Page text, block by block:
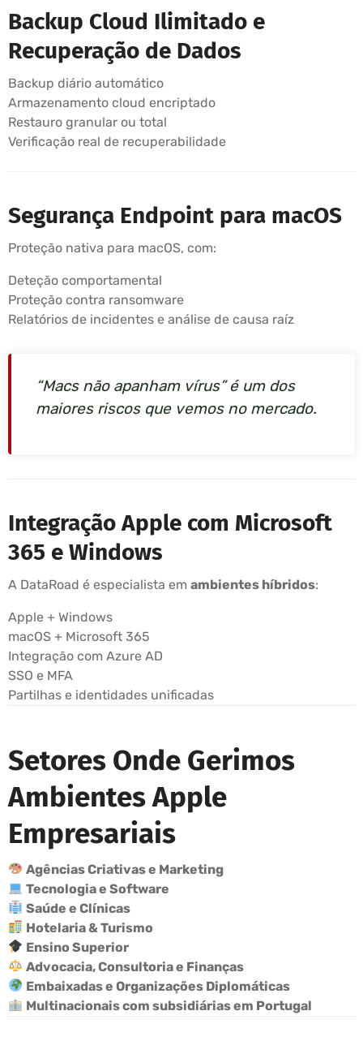
Backup Cloud Ilimitado e
Recuperação de Dados
Backup diário automático
Armazenamento cloud encriptado
Restauro granular ou total
Verificação real de recuperabilidade
Segurança Endpoint para macOS
Proteção nativa para macOS, com:
Deteção comportamental
Proteção contra ransomware
Relatórios de incidentes e análise de causa raíz
“Macs não apanham vírus” é um dos
maiores riscos que vemos no mercado.
Integração Apple com Microsoft
365 e Windows
A DataRoad é especialista em ambientes híbridos:
Apple + Windows
macOS + Microsoft 365
Integração com Azure AD
SSO e MFA
Partilhas e identidades unificadas
Setores Onde Gerimos
Ambientes Apple
Empresariais
Agências Criativas e Marketing
Tecnologia e Software
Saúde e Clínicas
Hotelaria & Turismo
Ensino Superior
Advocacia, Consultoria e Finanças
Embaixadas e Organizações Diplomáticas
Multinacionais com subsidiárias em Portugal